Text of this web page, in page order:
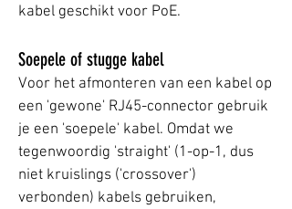
kabel geschikt voor PoE.
Soepele of stugge kabel
Voor het afmonteren van een kabel op
een 'gewone' RJ45-connector gebruik
je een 'soepele' kabel. Omdat we
tegenwoordig 'straight' (1-op-1, dus
niet kruislings ('crossover')
verbonden) kabels gebruiken,